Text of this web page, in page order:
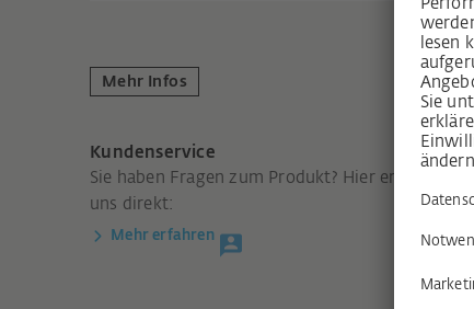
Mehr Infos
Kundenservice
Sie haben Fragen zum Produkt? Hier erreichen Sie
uns direkt:
Mehr erfahren